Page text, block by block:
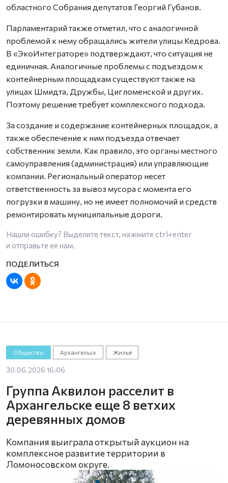
областного Собрания депутатов Георгий Губанов.
Парламентарий также отметил, что с аналогичной
проблемой к нему обращались жители улицы Кедрова.
В «ЭкоИнтеграторе» подтверждают, что ситуация не
единичная. Аналогичные проблемы с подъездом к
контейнерным площадкам существуют также на
улицах Шмидта, Дружбы, Цигломенской и других.
Поэтому решение требует комплексного подхода.
За создание и содержание контейнерных площадок, а
также обеспечение к ним подъезда отвечает
собственник земли. Как правило, это органы местного
самоуправления (администрация) или управляющие
компании. Региональный оператор несет
ответственность за вывоз мусора с момента его
погрузки в машину, но не имеет полномочий и средств
ремонтировать муниципальные дороги.
Нашли ошибку? Выделите текст, нажмите ctrl+enter
и отправьте ее нам.
Общество Архангельск Жильё
30.06.2026 16:06
Группа Аквилон расселит в
Архангельске еще 8 ветхих
деревянных домов
Компания выиграла открытый аукцион на
комплексное развитие территории в
Ломоносовском округе.